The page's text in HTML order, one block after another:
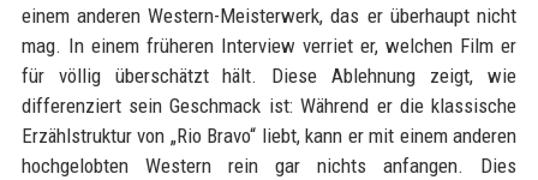
einem anderen Western-Meisterwerk, das er überhaupt nicht
mag. In einem früheren Interview verriet er, welchen Film er
für völlig überschätzt hält. Diese Ablehnung zeigt, wie
differenziert sein Geschmack ist: Während er die klassische
Erzählstruktur von „Rio Bravo“ liebt, kann er mit einem anderen
hochgelobten Western rein gar nichts anfangen. Dies